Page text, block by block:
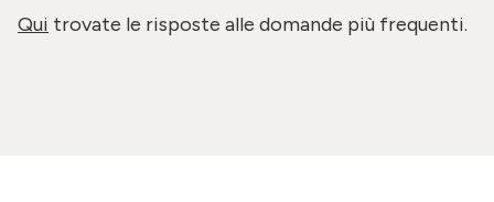
Qui trovate le risposte alle domande più frequenti.